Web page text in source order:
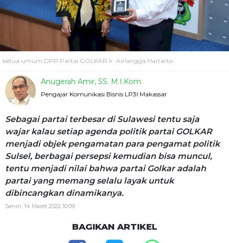
ketua umum DPP Partai GOLKAR Ir. Airlangga Hartarto
Anugerah Amir, SS. M.I.Kom.
Pengajar Komunikasi Bisnis LP3I Makassar
Sebagai partai terbesar di Sulawesi tentu saja
wajar kalau setiap agenda politik partai GOLKAR
menjadi objek pengamatan para pengamat politik
Sulsel, berbagai persepsi kemudian bisa muncul,
tentu menjadi nilai bahwa partai Golkar adalah
partai yang memang selalu layak untuk
dibincangkan dinamikanya.
Senin, 14 Maret 2022 10:09
BAGIKAN ARTIKEL